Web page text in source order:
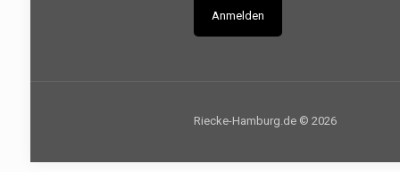
Riecke-Hamburg.de © 2026